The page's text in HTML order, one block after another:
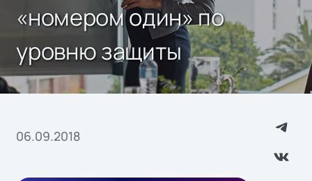
«номером один» по
уровню защиты
06.09.2018